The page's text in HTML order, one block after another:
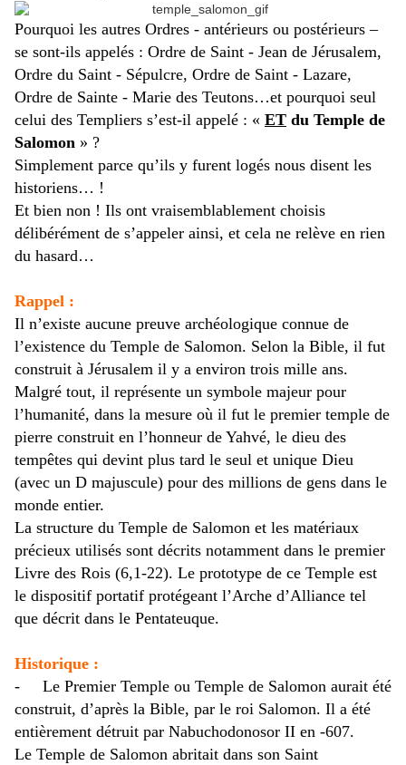
Pourquoi les autres Ordres - antérieurs ou postérieurs –
se sont-ils appelés : Ordre de Saint - Jean de Jérusalem,
Ordre du Saint - Sépulcre, Ordre de Saint - Lazare,
Ordre de Sainte - Marie des Teutons…et pourquoi seul
celui des Templiers s’est-il appelé : « ET du Temple de
Salomon » ?
Simplement parce qu’ils y furent logés nous disent les
historiens… !
Et bien non ! Ils ont vraisemblablement choisis
délibérément de s’appeler ainsi, et cela ne relève en rien
du hasard…
Rappel :
Il n’existe aucune preuve archéologique connue de
l’existence du Temple de Salomon. Selon la Bible, il fut
construit à Jérusalem il y a environ trois mille ans.
Malgré tout, il représente un symbole majeur pour
l’humanité, dans la mesure où il fut le premier temple de
pierre construit en l’honneur de Yahvé, le dieu des
tempêtes qui devint plus tard le seul et unique Dieu
(avec un D majuscule) pour des millions de gens dans le
monde entier.
La structure du Temple de Salomon et les matériaux
précieux utilisés sont décrits notamment dans le premier
Livre des Rois (6,1-22). Le prototype de ce Temple est
le dispositif portatif protégeant l’Arche d’Alliance tel
que décrit dans le Pentateuque.
Historique :
- Le Premier Temple ou Temple de Salomon aurait été
construit, d’après la Bible, par le roi Salomon. Il a été
entièrement détruit par Nabuchodonosor II en -607.
Le Temple de Salomon abritait dans son Saint